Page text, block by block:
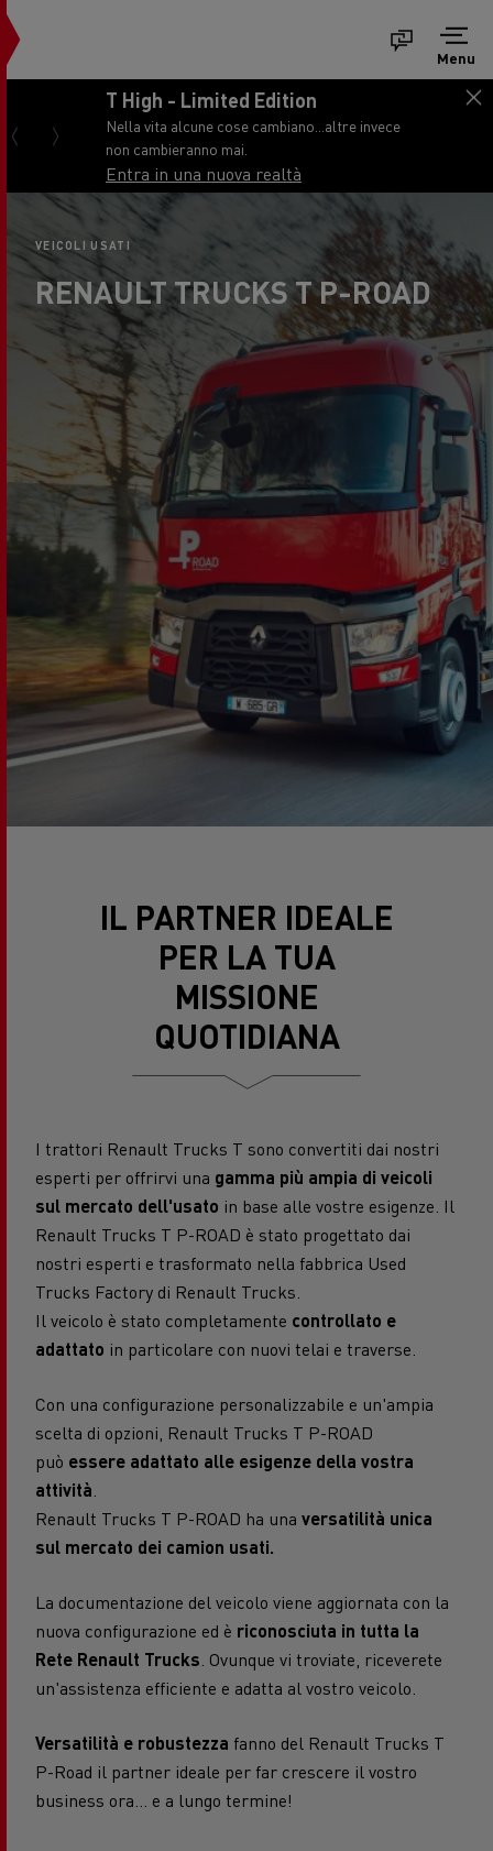
Menu
T High - Limited Edition
Nella vita alcune cose cambiano...altre invece
non cambieranno mai.
Entra in una nuova realtà
VEICOLI USATI
RENAULT TRUCKS T P-ROAD
IL PARTNER IDEALE
PER LA TUA
MISSIONE
QUOTIDIANA
I trattori Renault Trucks T sono convertiti dai nostri
esperti per offrirvi una gamma più ampia di veicoli
sul mercato dell'usato in base alle vostre esigenze. Il
Renault Trucks T P-ROAD è stato progettato dai
nostri esperti e trasformato nella fabbrica Used
Trucks Factory di Renault Trucks.
Il veicolo è stato completamente controllato e
adattato in particolare con nuovi telai e traverse.
Con una configurazione personalizzabile e un'ampia
scelta di opzioni, Renault Trucks T P-ROAD
può essere adattato alle esigenze della vostra
attività
Renault Trucks T P-ROAD ha una versatilità unica
sul mercato dei camion usati.
La documentazione del veicolo viene aggiornata con la
nuova configurazione ed è riconosciuta in tutta la
Rete Renault Trucks . Ovunque vi troviate, riceverete
un'assistenza efficiente e adatta al vostro veicolo.
Versatilità e robustezza fanno del Renault Trucks T
P-Road il partner ideale per far crescere il vostro
business ora... e a lungo termine!